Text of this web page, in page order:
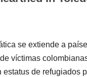
se extiende a
víctimas
de refugiados